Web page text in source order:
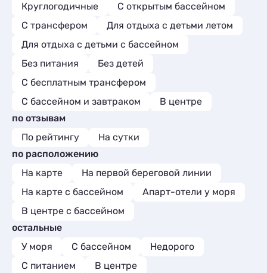
Круглогодичные
С открытым бассейном
С трансфером
Для отдыха с детьми летом
Для отдыха с детьми с бассейном
Без питания
Без детей
С бесплатным трансфером
С бассейном и завтраком
В центре
по отзывам
По рейтингу
На сутки
по расположению
На карте
На первой береговой линии
На карте с бассейном
Апарт-отели у моря
В центре с бассейном
остальные
У моря
С бассейном
Недорого
С питанием
В центре